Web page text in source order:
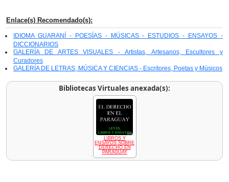
Enlace(s) Recomendado(s):
IDIOMA GUARANÍ - POESÍAS - MÚSICAS - ESTUDIOS - ENSAYOS -
DICCIONARIOS
GALERÍA DE ARTES VISUALES - Artistas, Artesanos, Escultores y
Curadores
GALERÍA DE LETRAS, MÚSICA Y CIENCIAS - Escritores, Poetas y Músicos
Bibliotecas Virtuales anexada(s):
LIBROS Y
ENSAYOS SOBRE
DERECHO EN
PARAGUAY